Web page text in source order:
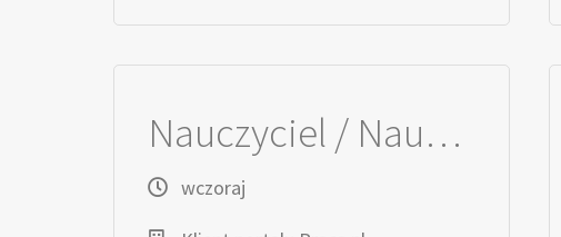
Nauczyciel / Nauczycielka - Masażysta / Masażystka
wczoraj